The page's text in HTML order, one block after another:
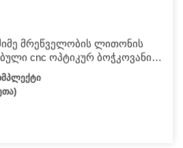
მრეწველობის ლითონის
cnc ოპტიკურ ბოჭკოვანი
1530